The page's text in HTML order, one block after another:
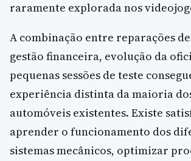
raramente explorada nos
A combinação entre reparações
gestão financeira, evolução da
pequenas sessões de teste
experiência distinta da maioria
automóveis existentes. Existe
aprender o funcionamento dos
sistemas mecânicos, optimizar